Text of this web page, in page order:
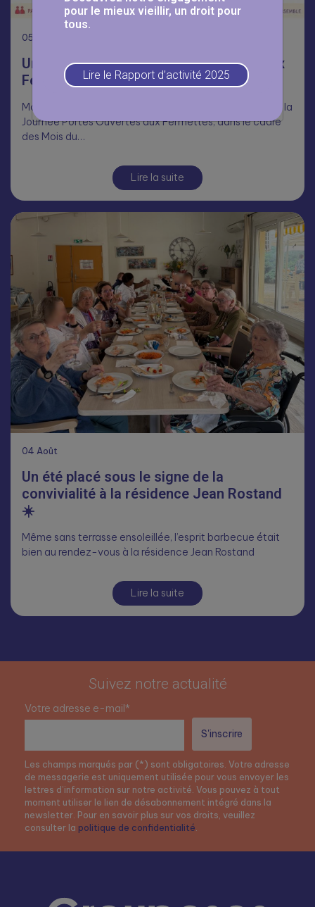
05
Une journée Portes Ouvertes réussie aux
Fermettes 🥳
Malgré la chaleur, nombreux ont répondu présents pour la
Journée Portes Ouvertes aux Fermettes, dans le cadre
des Mois du…
Lire la suite
04 Août
Un été placé sous le signe de la
convivialité à la résidence Jean Rostand
☀️
Même sans terrasse ensoleillée, l’esprit barbecue était
bien au rendez-vous à la résidence Jean Rostand
Lire la suite
Suivez notre actualité
Votre adresse e-mail*
Les champs marqués par (*) sont obligatoires. Votre adresse
de messagerie est uniquement utilisée pour vous envoyer les
lettres d’information sur notre activité. Vous pouvez à tout
moment utiliser le lien de désabonnement intégré dans la
newsletter. Pour en savoir plus sur vos droits, veuillez
consulter la politique de confidentialité
pour le mieux vieillir, un droit pour
tous.
Lire le Rapport d’activité 2025